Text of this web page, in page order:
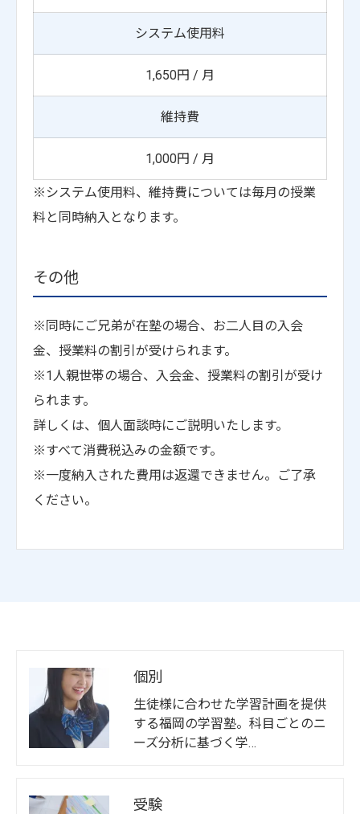
システム使用料
1,650円 / 月
維持費
1,000円 / 月
※システム使用料、維持費については毎月の授業
料と同時納入となります。
その他
※同時にご兄弟が在塾の場合、お二人目の入会
金、授業料の割引が受けられます。
※1人親世帯の場合、入会金、授業料の割引が受け
られます。
詳しくは、個人面談時にご説明いたします。
※すべて消費税込みの金額です。
※一度納入された費用は返還できません。ご了承
ください。
個別
生徒様に合わせた学習計画を提供
する福岡の学習塾。科目ごとのニ
ーズ分析に基づく学…
受験